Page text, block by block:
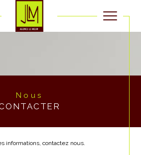
Nous
informations, contactez nous.